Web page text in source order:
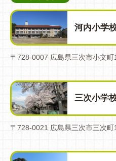
河内小学
〒728-0007 広島県三次市小文町
三次小学
〒728-0021 広島県三次市三次町